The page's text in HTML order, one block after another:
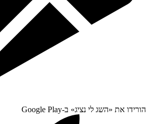
הורידו את «השג לי נציג» ב-Google Play